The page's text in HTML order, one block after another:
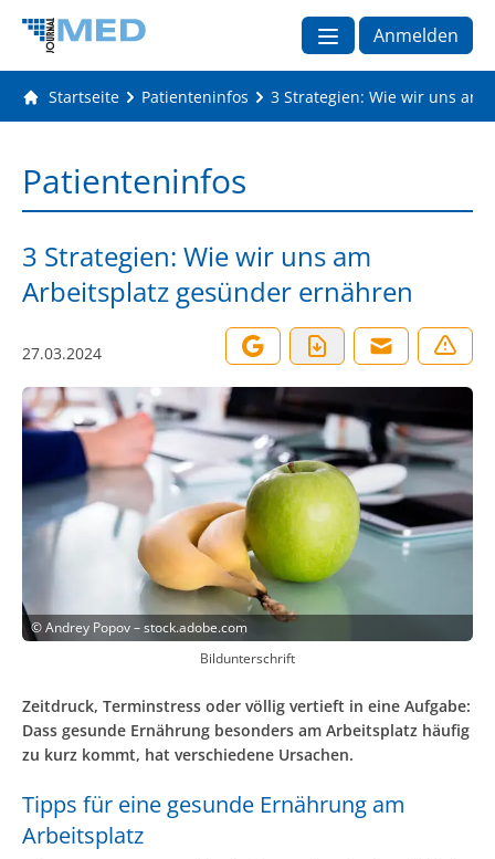
Anmelden
Startseite Patienteninfos 3 Strategien: Wie wir uns
Patienteninfos
3 Strategien: Wie wir uns am
Arbeitsplatz gesünder ernähren
27.03.2024
©Andrey Popov – stock.adobe.com
Bildunterschrift
Zeitdruck, Terminstress oder völlig vertieft in eine Aufgabe:
Dass gesunde Ernährung besonders am Arbeitsplatz häufig
zu kurz kommt, hat verschiedene Ursachen.
Tipps für eine gesunde Ernährung am
Arbeitsplatz